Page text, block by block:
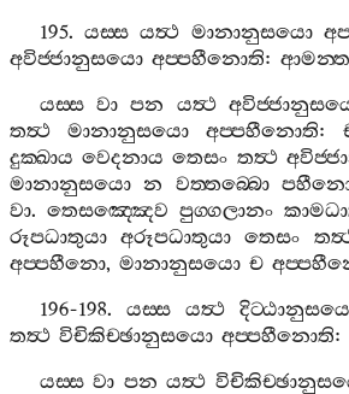
195.යස‍්ස යත්‍ථ මානානුසයො
අවිජ‍්ජානුසයො අප‍්පහීනොති:
යස‍්ස වා පන යත්‍ථ
තත්‍ථ
මානානුසයො අප‍්පහීනොති:
දුක‍්ඛාය වෙදනාය තෙසං තත්‍ථ
මානානුසයො න වත‍්තබ‍්බො
වා. තෙසඤ‍්ඤෙව පුග‍්ගලානං
රූපධාතුයා අරූපධාතුයා තෙසං
අප‍්පහීනො, මානානුසයො ච
196-198. යස‍්ස යත්‍ථ
තත්‍ථ විචිකිච‍්ඡානුසයො අප‍්පහීනොති:
යස‍්ස වා පන යත්‍ථ